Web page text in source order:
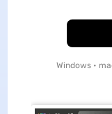
Windows •